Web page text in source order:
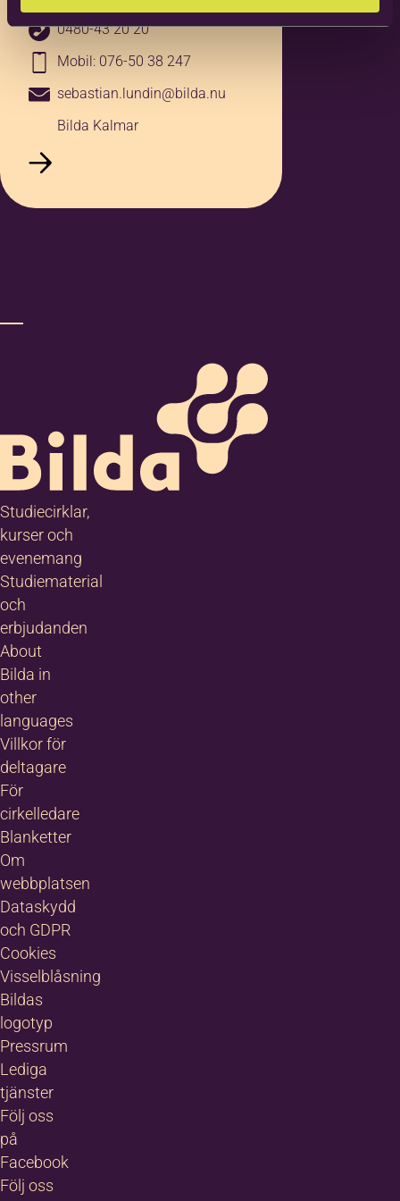
Ort*
Jag godkänner
anmälningsvillkoren*
Jag vill ha erbjudanden och
nyhetsbrev. Vad innebär detta?
Mera information
0480-43 20 20
Mobil: 076-50 38 247
sebastian.lundin@bilda.nu
Bilda Kalmar
Studiecirklar,
kurser och
evenemang
Studiematerial
och
erbjudanden
About
Bilda in
other
languages
Villkor för
deltagare
För
cirkelledare
Blanketter
Om
webbplatsen
Dataskydd
och GDPR
Cookies
Visselblåsning
Bildas
logotyp
Pressrum
Lediga
tjänster
Följ oss
på
Facebook
Följ oss